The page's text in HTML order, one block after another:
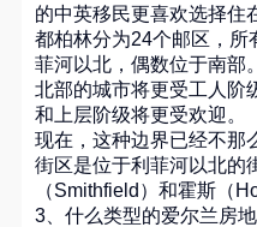
的中英移民更喜欢选择住
都柏林分为24个邮区，所
菲河以北，偶数位于南部。
北部的城市将更受工人阶
和上层阶级将更受欢迎。
现在，这种边界已经不那
街区是位于利菲河以北的
（Smithfield）和霍斯（
3、什么类型的爱尔兰房